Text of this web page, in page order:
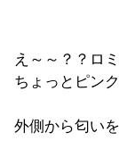
え～～？？ロ
ちょっとピン
外側から匂い